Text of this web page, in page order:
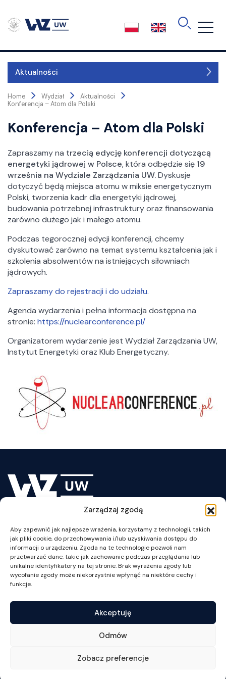
Zarządzaj zgodą
Aby zapewnić jak najlepsze wrażenia, korzystamy z technologii, takich
jak pliki cookie, do przechowywania i/lub uzyskiwania dostępu do
informacji o urządzeniu. Zgoda na te technologie pozwoli nam
przetwarzać dane, takie jak zachowanie podczas przeglądania lub
unikalne identyfikatory na tej stronie. Brak wyrażenia zgody lub
wycofanie zgody może niekorzystnie wpłynąć na niektóre cechy i
funkcje.
Akceptuję
Odmów
Zobacz preferencje
content
Aktualności
Kierunki
O wydziale
Kolegium dziekańskie
Rada Wydziału
Rada Dydaktyczna
Rada Biznesu
International Advisory Committee
Struktura
Centra Naukowo – Badawcze
Katedry i Samodzielne Zakłady
Sekcja Wydawnicza WZ UW
Działania
Projekty
Konferencje
Szkoły letnie WZ UW
Ogólne
Aktualności
Pełnomocnik ds. równości na Wydziale Zarządzania
Absolwenci WZ UW
Misja, wizja i wartości WZ UW
Home > Wydział > Aktualności >
Konferencja – Atom dla Polski
Konferencja – Atom dla Polski
Zapraszamy na trzecią edycję konferencji dotyczącą
energetyki jądrowej w Polsce, która odbędzie się 19
września na Wydziale Zarządzania UW.Dyskusje
dotyczyć będą miejsca atomu w miksie energetycznym
Polski, tworzenia kadr dla energetyki jądrowej,
budowania potrzebnej infrastruktury oraz finansowania
zarówno dużego jak i małego atomu.
Podczas tegorocznej edycji konferencji, chcemy
dyskutować zarówno na temat systemu kształcenia jak i
szkolenia absolwentów na istniejących siłowniach
jądrowych.
Zapraszamy do rejestracji i do udziału.
Agenda wydarzenia i pełna informacja dostępna na
stronie: https://nuclearconference.pl/
Organizatorem wydarzenie jest Wydział Zarządzania UW,
Instytut Energetyki oraz Klub Energetyczny.
ul. Szturmowa 1/3
NIP: 525-001-12-66
tel. +48 22 55 34 002
fax +48 22 55 34 001